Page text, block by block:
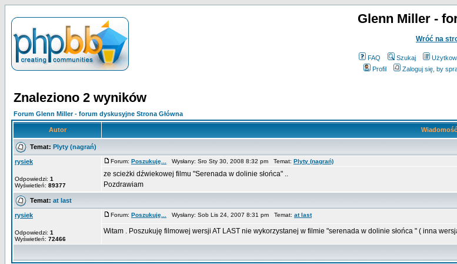
Glenn Miller -
Wróć na
FAQ Szukaj
Profil
Zaloguj się, by
Znaleziono 2 wyników
Forum Glenn Miller - forum dyskusyjne Strona Główna
Autor Wiadomość
Temat: Plyty (nagrań)
rysiek
Odpowiedzi: 1
Wyświetleń: 89377
Forum: Poszukuję... Wysłany: Sro Sty 30, 2008 8:32 pm Temat: Plyty (nagrań)
ze scieżki dźwiekowej filmu "Serenada w dolinie słońca" ..
Pozdrawiam
Temat: at last
rysiek
Odpowiedzi: 1
Wyświetleń: 72466
Forum: Poszukuję... Wysłany: Sob Lis 24, 2007 8:31 pm Temat: at last
Witam . Poszukuję filmowej wersji AT LAST nie wykorzystanej w filmie "serenada w dolinie słońca " ( inna